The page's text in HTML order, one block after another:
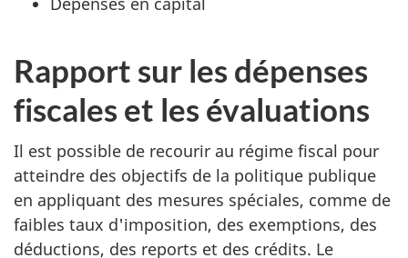
Rapport sur les dépenses
fiscales et les évaluations
Il est possible de recourir au régime fiscal pour
atteindre des objectifs de la politique publique
en appliquant des mesures spéciales, comme de
faibles taux d'imposition, des exemptions, des
déductions, des reports et des crédits. Le